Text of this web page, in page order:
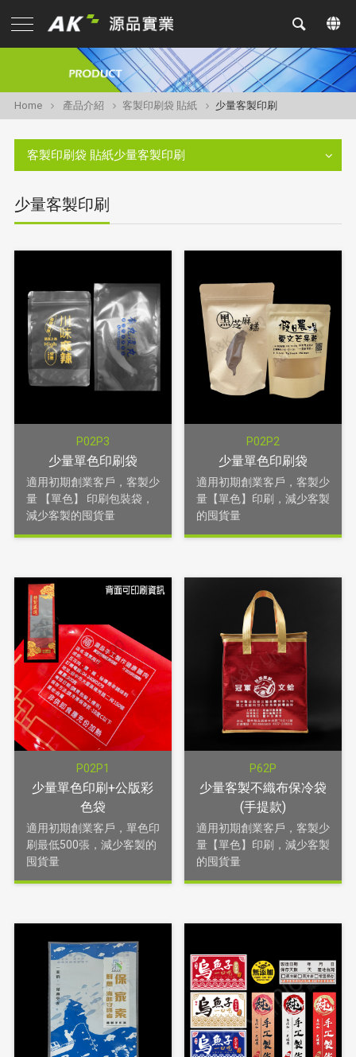
Home 產品介紹 客製印刷袋 貼紙 少量客製印刷
客製印刷袋 貼紙少量客製印刷
少量客製印刷
P02P3
少量單色印刷袋
適用初期創業客戶，客製少
量 【單色】 印刷包裝袋，
減少客製的囤貨量
P02P2
少量單色印刷袋
適用初期創業客戶，客製少
量【單色】印刷，減少客製
的囤貨量
P02P1
少量單色印刷+公版彩
色袋
適用初期創業客戶，單色印
刷最低500張，減少客製的
囤貨量
P62P
少量客製不織布保冷袋
(手提款)
適用初期創業客戶，客製少
量【單色】印刷，減少客製
的囤貨量